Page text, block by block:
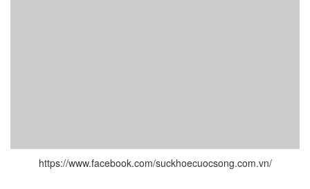
https://www.facebook.com/suckhoecuocsong.com.vn/